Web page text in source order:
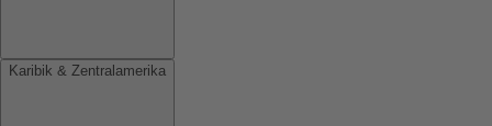
Karibik & Zentralamerika